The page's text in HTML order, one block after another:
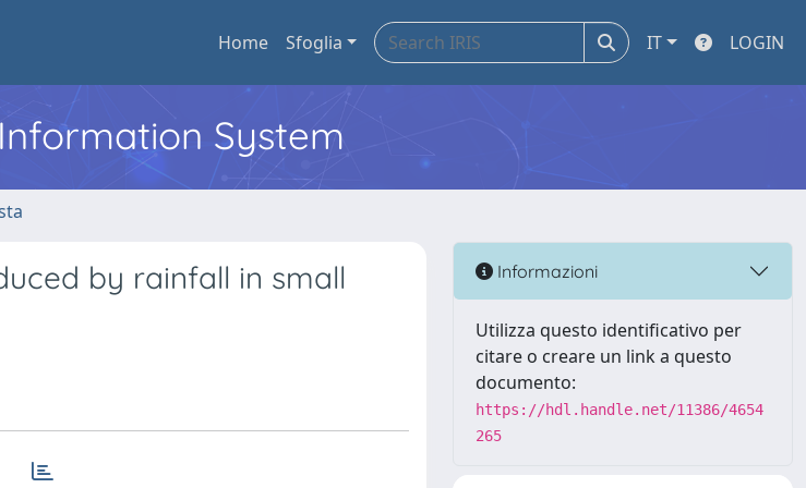
Home Sfoglia IT LOGIN
System
by rainfall in small
Informazioni
Utilizza questo identificativo per
citare o creare un link a questo
documento:
https://hdl.handle.net/11386/4654
265